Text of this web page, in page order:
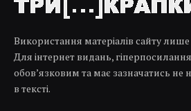
Використання матеріалів сайту
Для інтернет видань,
обов’язковим та має зазначатись не
в тексті.